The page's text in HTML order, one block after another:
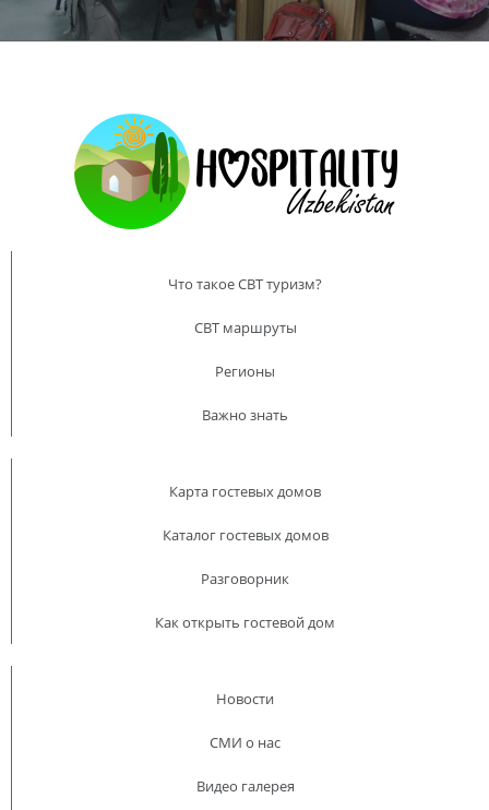
Что такое CBT туризм?
CBT маршруты
Регионы
Важно знать
Карта гостевых домов
Каталог гостевых домов
Разговорник
Как открыть гостевой дом
Новости
СМИ о нас
Видео галерея